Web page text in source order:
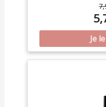
résidus & sans effet
BOUCLES : Testée et
boucles de type 2 à 6,
durablement vos
vos boucles des
Tenue flexible: fixe
hydratante sur
Scrunchez afin de
sécher à l’air libre ou